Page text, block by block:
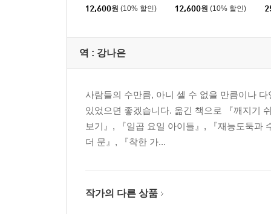
12,600원 (10% 할인) 12,600원 (10% 할인)
역 : 강나은
사람들의 수만큼, 아니 셀 수 없을 만큼이나
있었으면 좋겠습니다. 옮긴 책으로 『깨지기
보기』, 『일곱 요일 아이들』, 『재능도둑과
더 문』, 『착한 가...
작가의 다른 상품